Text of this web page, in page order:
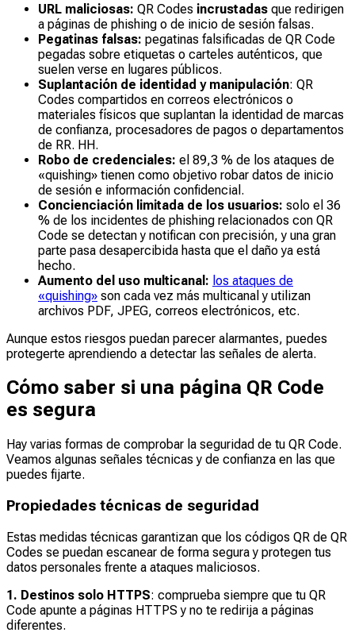
URL maliciosas: QR Codes incrustadas que redirigen
a páginas de phishing o de inicio de sesión falsas.
Pegatinas falsas: pegatinas falsificadas de QR Code
pegadas sobre etiquetas o carteles auténticos, que
suelen verse en lugares públicos.
Suplantación de identidad y manipulación: QR
Codes compartidos en correos electrónicos o
materiales físicos que suplantan la identidad de marcas
de confianza, procesadores de pagos o departamentos
de RR. HH.
Robo de credenciales: el 89,3 % de los ataques de
«quishing» tienen como objetivo robar datos de inicio
de sesión e información confidencial.
Concienciación limitada de los usuarios: solo el 36
% de los incidentes de phishing relacionados con QR
Code se detectan y notifican con precisión, y una gran
parte pasa desapercibida hasta que el daño ya está
hecho.
Aumento del uso multicanal: los ataques de
«quishing» son cada vez más multicanal y utilizan
archivos PDF, JPEG, correos electrónicos, etc.
Aunque estos riesgos puedan parecer alarmantes, puedes
protegerte aprendiendo a detectar las señales de alerta.
Cómo saber si una página QR Code
es segura
Hay varias formas de comprobar la seguridad de tu QR Code.
Veamos algunas señales técnicas y de confianza en las que
puedes fijarte.
Propiedades técnicas de seguridad
Estas medidas técnicas garantizan que los códigos QR de QR
Codes se puedan escanear de forma segura y protegen tus
datos personales frente a ataques maliciosos.
1. Destinos solo HTTPS: comprueba siempre que tu QR
Code apunte a páginas HTTPS y no te redirija a páginas
diferentes.